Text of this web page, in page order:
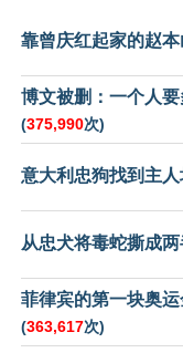
靠曾庆红起家的赵
博文被删：一个人
(375,990次)
意大利忠狗找到主
从忠犬将毒蛇撕成
菲律宾的第一块奥
(363,617次)